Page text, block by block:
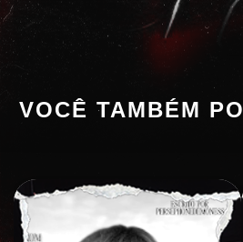
VOCÊ TAMBÉM